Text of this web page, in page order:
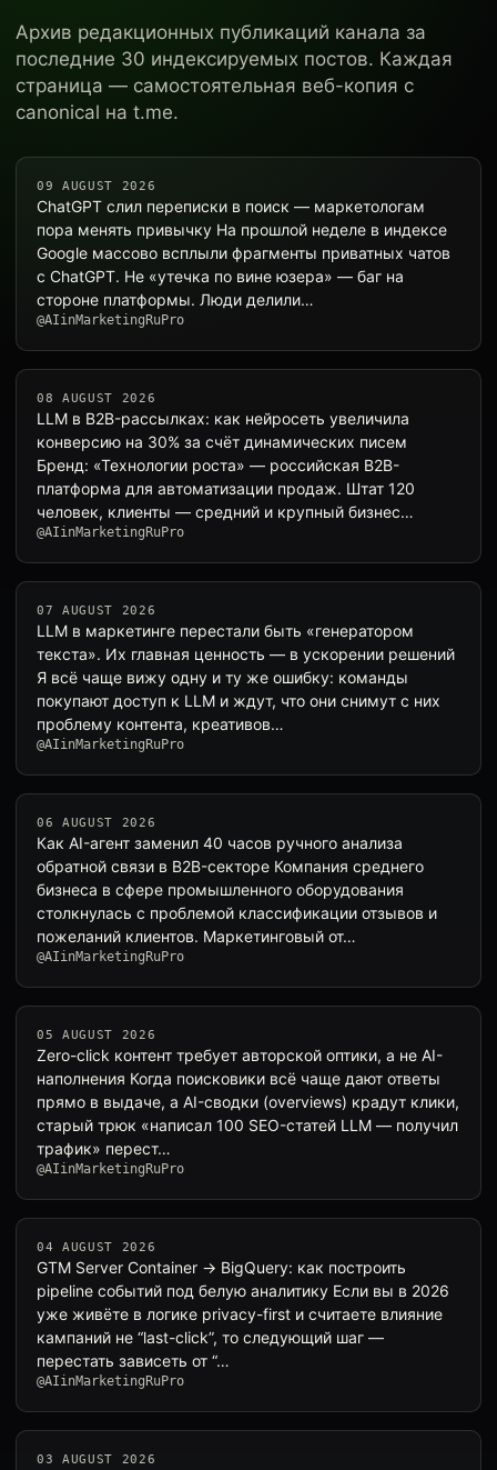
Архив редакционных публикаций канала за
последние 30 индексируемых постов. Каждая
страница — самостоятельная веб-копия с
canonical на t.me.
09 AUGUST 2026
ChatGPT слил переписки в поиск — маркетологам
пора менять привычку На прошлой неделе в индексе
Google массово всплыли фрагменты приватных чатов
с ChatGPT. Не «утечка по вине юзера» — баг на
стороне платформы. Люди делили…
@AIinMarketingRuPro
08 AUGUST 2026
LLM в B2B-рассылках: как нейросеть увеличила
конверсию на 30% за счёт динамических писем
Бренд: «Технологии роста» — российская B2B-
платформа для автоматизации продаж. Штат 120
человек, клиенты — средний и крупный бизнес…
@AIinMarketingRuPro
07 AUGUST 2026
LLM в маркетинге перестали быть «генератором
текста». Их главная ценность — в ускорении решений
Я всё чаще вижу одну и ту же ошибку: команды
покупают доступ к LLM и ждут, что они снимут с них
проблему контента, креативов…
@AIinMarketingRuPro
06 AUGUST 2026
Как AI-агент заменил 40 часов ручного анализа
обратной связи в B2B-секторе Компания среднего
бизнеса в сфере промышленного оборудования
столкнулась с проблемой классификации отзывов и
пожеланий клиентов. Маркетинговый от…
@AIinMarketingRuPro
05 AUGUST 2026
Zero-click контент требует авторской оптики, а не AI-
наполнения Когда поисковики всё чаще дают ответы
прямо в выдаче, а AI-сводки (overviews) крадут клики,
старый трюк «написал 100 SEO-статей LLM — получил
трафик» перест…
@AIinMarketingRuPro
04 AUGUST 2026
GTM Server Container → BigQuery: как построить
pipeline событий под белую аналитику Если вы в 2026
уже живёте в логике privacy-first и считаете влияние
кампаний не “last-click”, то следующий шаг —
перестать зависеть от “…
@AIinMarketingRuPro
03 AUGUST 2026